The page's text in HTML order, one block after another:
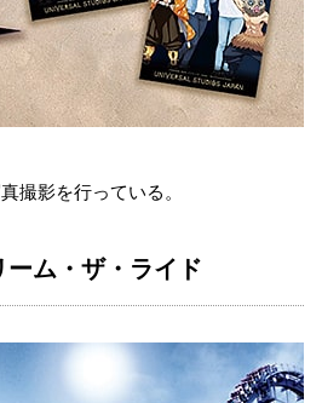
撮影を行っている。
ーム・ザ・ライド